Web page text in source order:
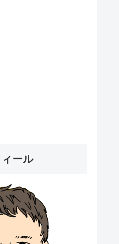
ール